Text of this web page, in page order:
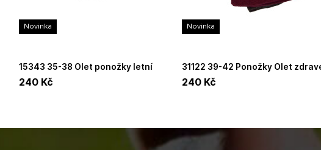
Novinka
15343 35-38 Olet ponožky letní
balení
240 Kč
Novinka
31122 39-42 Ponožky Olet zdravé
240 Kč